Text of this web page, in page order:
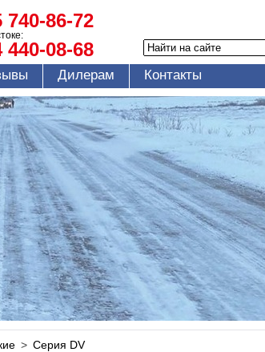
740-86-72
440-08-68
Дилерам Контакты
> Серия DV